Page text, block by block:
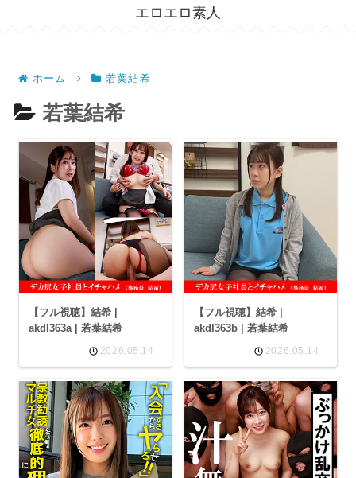
エロエロ素人
ホーム 若葉結希
若葉結希
【フル視聴】結希 |
akdl363a | 若葉結希
2026.05.14
【フル視聴】結希 |
akdl363b | 若葉結希
2026.05.14